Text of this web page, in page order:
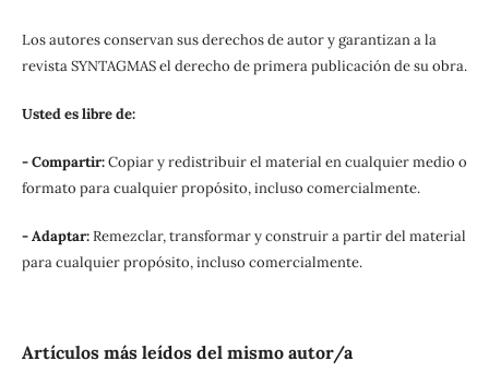
Los autores conservan sus derechos de autor y garantizan a la
revista SYNTAGMAS el derecho de primera publicación de su obra.
Usted es libre de:
- Compartir:Copiar y redistribuir el material en cualquier medio o
formato para cualquier propósito, incluso comercialmente.
- Adaptar:Remezclar, transformar y construir a partir del material
para cualquier propósito, incluso comercialmente.
Artículos más leídos del mismo autor/a